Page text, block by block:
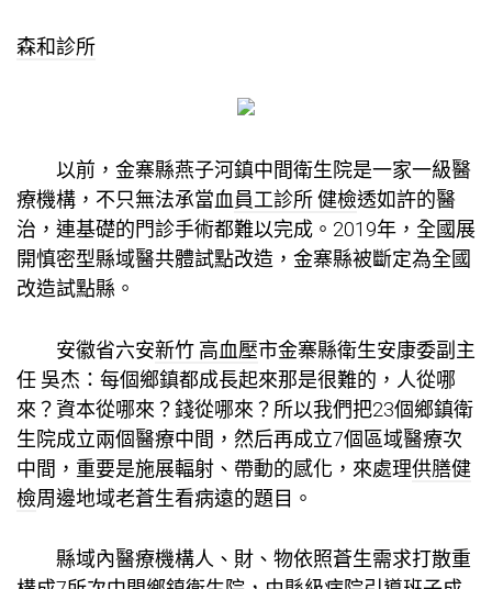
森和診所
以前，金寨縣燕子河鎮中間衛生院是一家一級醫
療機構，不只無法承當血員工診所 健檢透如許的醫
治，連基礎的門診手術都難以完成。2019年，全國展
開慎密型縣域醫共體試點改造，金寨縣被斷定為全國
改造試點縣。
安徽省六安新竹 高血壓市金寨縣衛生安康委副主
任 吳杰：每個鄉鎮都成長起來那是很難的，人從哪
來？資本從哪來？錢從哪來？所以我們把23個鄉鎮衛
生院成立兩個醫療中間，然后再成立7個區域醫療次
中間，重要是施展輻射、帶動的感化，來處理供膳健
檢周邊地域老蒼生看病遠的題目。
縣域內醫療機構人、財、物依照蒼生需求打散重